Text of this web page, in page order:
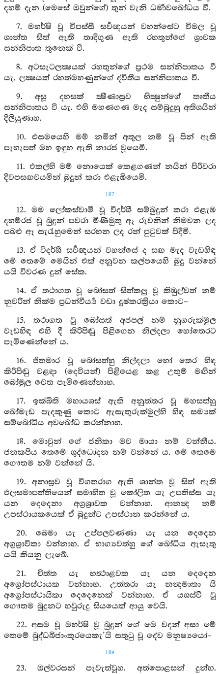
දහම් දැන (මෙසේ ඔවුන්ගේ) තුන් වැනි ධර්‍මාවබෝධය වී.
7. මහර්ෂි වූ විපස්සී සර්‍වඥයන් වහන්සේට විමල වූ
ශාන්ත සිත් ඇති තාදිගුණ ඇති රහතුන්ගේ ශ්‍රාවක
සන්නිපාත තුනෙක් වී.
8. අටසැටලක්‍ෂයක් රහතුන්ගේ ප්‍රථම සන්නිපාතය වී
යැ, ලක්‍ෂයක් රහත්මහණුන්ගේ ද්විතීය සන්නිපාතය වී.
9. අසූ දහසක් ක්‍ෂීණාස්‍රව භික්‍ෂුන්ගේ තෘතීය
සන්නිපාතය වී යැ. එහි මහණගණ මැද සම්බුදුහු අතිශයින්
දිලියුණාහ.
10. එසමයෙහි මම් නමින් අතුල නම් වූ පින් ඇති
පැහැපත් මහ ඉඳුහ ඇති නාරජ වූයෙමි.
11. එකල්හි මම් නොයෙක් කෙළගණන් නයින් පිරිවරා
දිවපසඟවයමින් බුදුන් කරා එළැඹියෙමි.
187
12. මම ලෝකස්වාමී වූ විදර්ශී සම්බුදුන් කරා එළැඹ
දහම්රජ වූ බුදුන් පවරා මිණිමුතු ඈ රුවනින් නිමවන ලද
පබළු ඈ සැරැහුමෙන් සරහන ලද රන් පුටුවක් පිදීමි.
13. ඒ විදර්ශී සර්‍වඥයන් වහන්සේ ද සඟ මැද වැඩහිඳ
මේ තෙමේ මෙයින් එක් අනූවන කල්පයෙහි බුදු වන්නේ
යයි විවරණ දුන් සේක.
14. ඒ තථාගත වූ බෝසත් සිත්කලු වූ කිඹුල්වත් නම්
නුවරින් නික්ම ප්‍රධන්වීර්‍ය්‍ය වඩා දුෂ්කරක්‍රියා කොට–
15. තථාගත වූ බෝසත් අජපල් නම් නුගරුක්මුල
වැඩහිඳ එහි දී කිරිපිඬු පිළිගෙන නිල්දලා හෝතෙරට
පැමිණෙන්නේ ය.
16. ජිතමාර වූ බෝසත්හු නිල්දලා හෝ තෙර හිඳ
කිරිපිඬු වළඳා (දෙවියන්) පිළියෙළ කළ උතුම් මඟින්
බෝමුල වෙත පැමිණෙන්නාහ.
17. ඉක්බිති මහායශස් ඇති අනුත්තර වූ මහසත්හු
බෝමැඩ පැදකුණු කොට ඇසැතුරුක්මුල්හි හිඳ සම්‍යක්
සම්බෝධිය අවබෝධ කරන්නාහ.
18. මොවුන් ගේ ජනිකා මව මායා නම් වන්නීය.
ජනකපිය තෙමේ ශුද්ධෝදන නම් වන්නේ ය. මේ තෙමෙ
ගෞතම නම් වන්නේ යි.
19. අනාස්‍රව වූ විගතරාග ඇති ශාන්ත වූ සිත් ඇති
ඵලසමාපත්තියෙන් සමාහිත වූ කෝලිත යැ උපතිස්ස යැ
යන දෙදෙනා අග්‍රශ්‍රාවක වන්නාහ. ආනන්‍ද නම්
උපස්ථායකයෙක් ඒ බුදුන්ට උපස්ථාන කරන්නේ ය.
20. බෙමා යැ උප්පලවණ්ණා යැ යන දෙදෙන
අග්‍රශ්‍රාවිකා වන්නාහ. ඒ භාග්‍යවත්හු ගේ බෝධිය ඇසැතු
යයි කියනු ලැබේ.
21. චිත්ත යැ හත්‍ථාළවක යැ යන දෙදෙන
අග්‍රෝපස්ථායක වන්නාහ. උත්තරා යැ නන්‍දමාතා යි
අග්‍රෝපස්ථායිකා දෙදෙනෙක් වන්නාහ. ඒ යශස්වී වූ
ගෞතම බුදුනට හවුරුදු සියයෙක් ආයු වෙයි.
22. අසම වූ මහර්ෂි වූ බුදුන් ගේ මෙ වදන් අසා මේ
තෙමේ බුද්ධබිජාංකූරයෙකැ’යි සතුටු වූ දේව මනුෂ්‍යයෝ–
189
23. ඔල්වරසන් පැවැත්වූහ. අත්පොළසන් දුන්හ.